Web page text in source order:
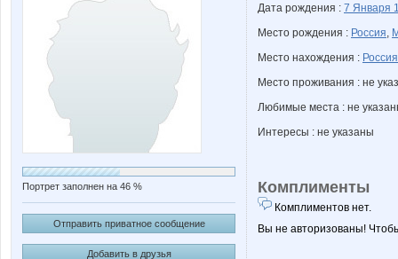
Портрет заполнен на 46 %
Отправить приватное сообщение
Добавить в друзья
Дата рождения : 7 Января
Место рождения : Россия,
Место нахождения : Россия
Место проживания : не
Любимые места : не
Интересы : не указаны
Комплименты
Комплиментов нет.
Вы не авторизованы!